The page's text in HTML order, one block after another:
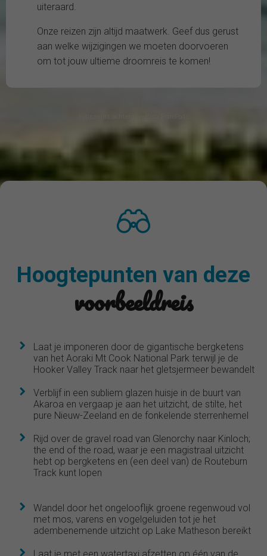
uiteraard.
Onze reizen zijn altijd maatwerk. Geef dus gerust
aan welke wijzigingen we moeten doorvoeren
om tot jouw ultieme droomreis te komen!
Hoogtepunten van deze
voorbeeldreis
Laat je imponeren door de gigantische bergketens
van het Aoraki Mt Cook National Park terwijl je de
Hooker Valley Track naar het gletsjermeer bewandelt
Verblijf in een subliem glazen huisje in de buurt van
Akaroa en vergaap je aan het uitzicht, de stilte, het
pure Nieuw-Zeeland en de fonkelende sterrenhemel
Rijd over de gravel road van Glenorchy naar Kinloch;
the end of the road, waar je een magistraal uitzicht
hebt op bergketens en (een deel van) de Routeburn
Track kunt lopen
Wandel door het ongelooflijk groene regenwoud vol
met mos, varens en vogelgeluiden tot je het
adembenemende uitzicht op Lake Matheson bereikt